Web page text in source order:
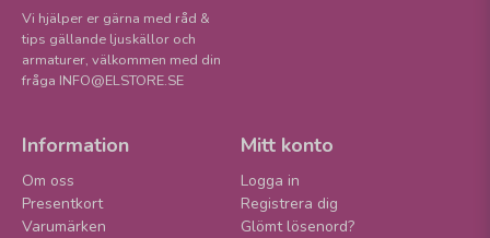
Vi hjälper er gärna med råd &
tips gällande ljuskällor och
armaturer, välkommen med din
fråga INFO@ELSTORE.SE
Information
Om oss
Presentkort
Varumärken
Mitt konto
Logga in
Registrera dig
Glömt lösenord?